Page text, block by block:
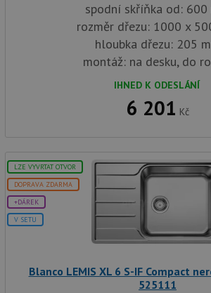
spodní skříňka od: 600
rozměr dřezu: 1000 x
hloubka dřezu: 205
montáž: na desku, do
IHNED K ODESLÁNÍ
6 201 Kč
LZE VYVRTAT OTVOR
DOPRAVA ZDARMA
+DÁREK
V SETU
Blanco LEMIS XL 6 S-IF Compact
525111